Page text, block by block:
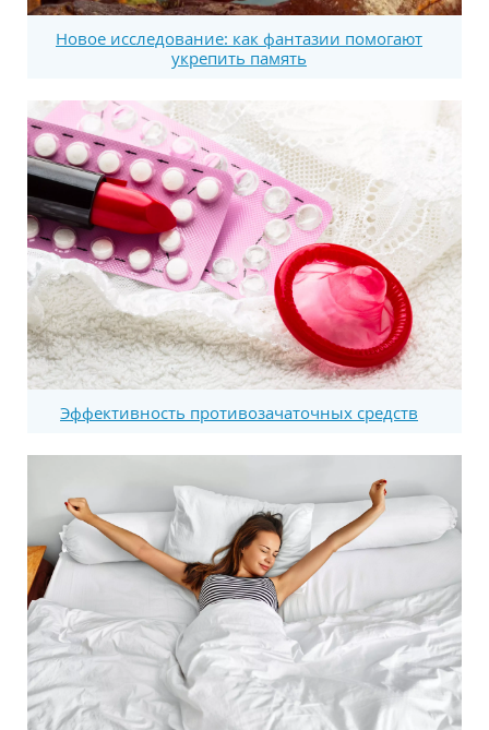
Новое исследование: как фантазии помогают
укрепить память
Эффективность противозачаточных средств